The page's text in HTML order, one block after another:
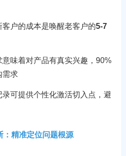
客户的成本是唤醒老客户的5-7
意味着对产品有真实兴趣，90%
需求
录可提供个性化激活切入点，避
：精准定位问题根源